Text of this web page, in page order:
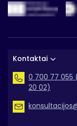
Kontaktai
0 700 77 055
20 02)